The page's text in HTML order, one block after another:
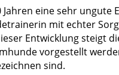
eine sehr ungute
mit echter
Entwicklung steigt
vorgestellt
sind.